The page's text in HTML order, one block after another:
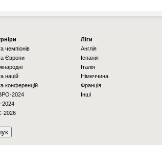
чемпіонів
Європи
націй
конференцій
2024
2024
2026
Ліги
Англія
Іспанія
Італія
Німеччина
Франція
Інші